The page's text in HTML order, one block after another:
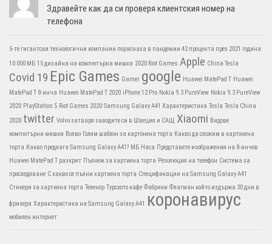
Здравейте как да си проверя клиентския номер на
телефона
5-те гигантски технологични компании пораснаха в пандемии 42 процента през 2021 година
10 000 МБ 15 дизайна на компютърна мишка 2020 Riot Games Apple China Tesla
Covid 19 Epic Games Gamer google Huawei MatePad T Huawei
MatePad T 8-инча Huawei MatePad T 2020 iPhone 12 Pro Nokia 9.3 PureView Nokia 9.3 PureView
2020 PlayStation 5 Riot Games 2020 Samsung Galaxy A41 Характеристика Tesla Tesla China
2020 twitter Volvo затваря заводите си в Швеция и САЩ Xiaomi Видове
компютърни мишки Волво Голям шаблон за картонена торта Какво да сложим в картонена
торта Какво предлага Samsung Galaxy A41? МБ Наса Представете изображения на 8-инчов
Huawei MatePad T разкрит Пълнеж за хартиена торта Резолюция на телефон Система за
проследяване С какво се пълни хартиена торта Спецификации на Samsung Galaxy A41
Стикери за хартиена торта Теленор Турското кафе Фабрики Флагман който издържа 30 дни в
фризера Характеристика на Samsung Galaxy A41 коронавирус
мобилен интернет